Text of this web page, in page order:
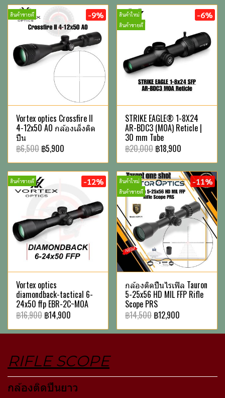
สินค้าขายดี -9%
Vortex optics Crossfire II
4-12x50 AO กล้องเล็งติด
ปืน
฿6,500 ฿5,900
สินค้าใหม่
สินค้าขายดี
-6%
STRIKE EAGLE® 1-8X24
AR-BDC3 (MOA) Reticle |
30 mm Tube
฿20,000 ฿18,900
สินค้าขายดี -12%
Vortex optics
diamondback-tactical 6-
24x50 ffp EBR-2C~MOA
฿16,900 ฿14,900
สินค้าใหม่
สินค้าขายดี
-11%
กล้องติดปืนไรเฟิล Tauron
5-25x56 HD MIL FFP Rifle
Scope PRS
฿14,500 ฿12,900
RIFLE SCOPE
กล้องติดปืนยาว